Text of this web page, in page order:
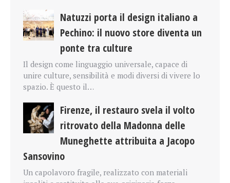
Natuzzi porta il design italiano a
Pechino: il nuovo store diventa un
ponte tra culture
Il design come linguaggio universale, capace di
unire culture, sensibilità e modi diversi di vivere lo
spazio. È questo il…
Firenze, il restauro svela il volto
ritrovato della Madonna delle
Muneghette attribuita a Jacopo
Sansovino
Un capolavoro fragile, realizzato con materiali